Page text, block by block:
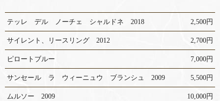
テッレ デル ノーチェ シャルドネ 2018 2,500円
サイレント、リースリング 2012 2,700円
ピロートブルー 7,000円
サンセール ラ ウィーニュウ ブランシュ 2009 5,500円
ムルソー 2009 10,000円